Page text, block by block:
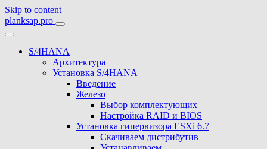
Skip to content
planksap.pro
S/4HANA
Архитектура
Установка S/4HANA
Введение
Железо
Выбор комплектующих
Настройка RAID и BIOS
Установка гипервизора ESXi 6.7
Скачиваем дистрибутив